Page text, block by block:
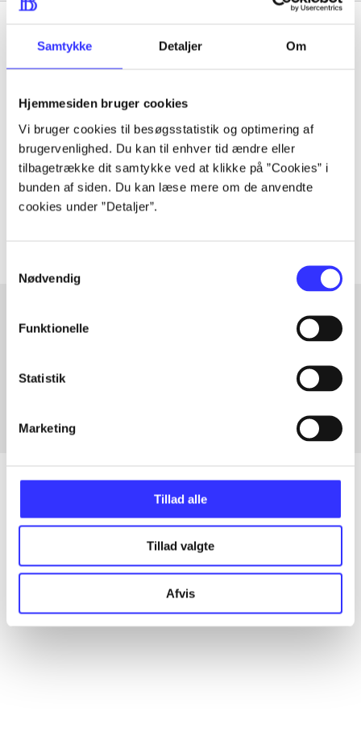
Samtykke Detaljer Om
Hjemmesiden bruger cookies
Vi bruger cookies til besøgsstatistik og optimering af
brugervenlighed. Du kan til enhver tid ændre eller
tilbagetrække dit samtykke ved at klikke på ”Cookies” i
bunden af siden. Du kan læse mere om de anvendte
cookies under ”Detaljer”.
Nødvendig
Funktionelle
Statistik
Marketing
Tillad alle
Tillad valgte
Afvis
Tidsskrift
lorem ipsum dolor sit amet ...
Tidsskrift
Artiklerne i handler ofte om
Fra
Artikler
Alle registrerede artikler fordelt på udgivelser